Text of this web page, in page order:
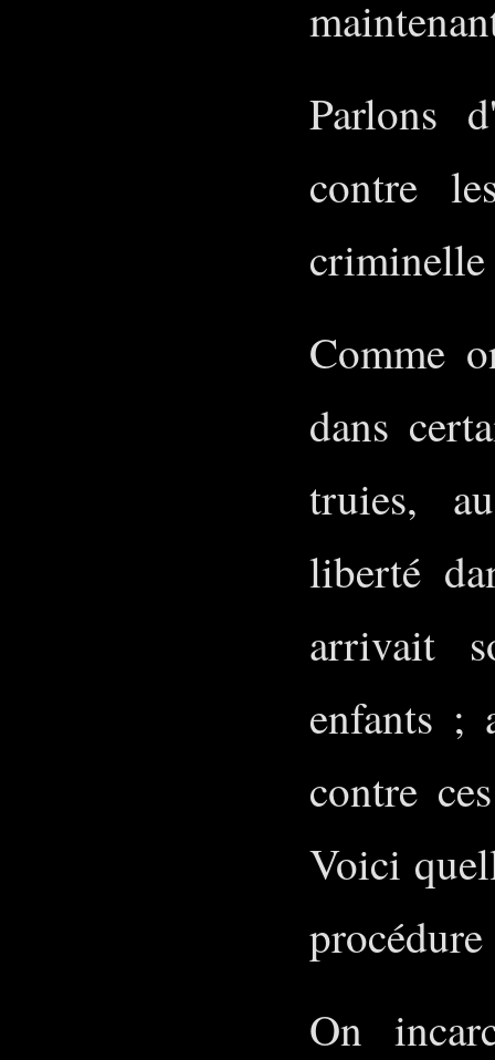
Parlons
contre
Comme
dans
truies,
liberté
arrivait
enfants ;
contre
Voici
On